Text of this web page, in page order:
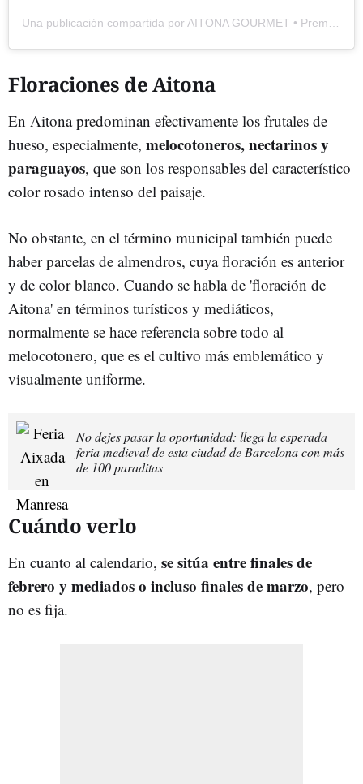
Floraciones de Aitona
En Aitona predominan efectivamente los frutales de
hueso, especialmente, melocotoneros, nectarinos y
paraguayos, que son los responsables del característico
color rosado intenso del paisaje.
No obstante, en el término municipal también puede
haber parcelas de almendros, cuya floración es anterior
y de color blanco. Cuando se habla de 'floración de
Aitona' en términos turísticos y mediáticos,
normalmente se hace referencia sobre todo al
melocotonero, que es el cultivo más emblemático y
visualmente uniforme.
No dejes pasar la oportunidad: llega la esperada
feria medieval de esta ciudad de Barcelona con más
de 100 paraditas
Cuándo verlo
En cuanto al calendario, se sitúa entre finales de
febrero y mediados o incluso finales de marzo, pero
no es fija.